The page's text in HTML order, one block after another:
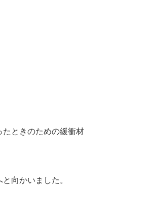
ときのための緩衝材
向かいました。